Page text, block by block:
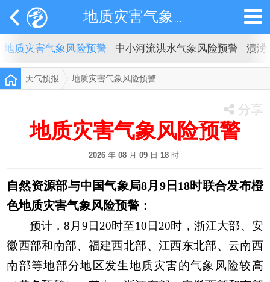
地质灾害气象风险预警 中小河流洪水气象风险预警 渍涝
天气预报 地质灾害气象风险预警
分享
地质灾害气象风险预警
2026 年 08 月 09 日 18 时
自然资源部与中国气象局8月9日18时联合发布橙
色地质灾害气象风险预警：
预计，8月9日20时至10日20时 ， 浙江大部、安
徽西部和南部、 福建西北部、 江西东北部、云南西
南部等地部分地区发生地质灾害的气象风险较高